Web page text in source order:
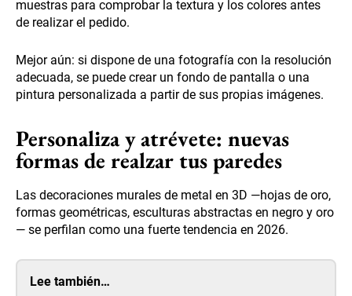
muestras para comprobar la textura y los colores antes
de realizar el pedido.
Mejor aún: si dispone de una fotografía con la resolución
adecuada, se puede crear un fondo de pantalla o una
pintura personalizada a partir de sus propias imágenes.
Personaliza y atrévete: nuevas
formas de realzar tus paredes
Las decoraciones murales de metal en 3D —hojas de oro,
formas geométricas, esculturas abstractas en negro y oro
— se perfilan como una fuerte tendencia en 2026.
Lee también…